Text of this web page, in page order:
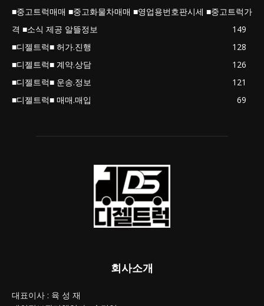
■중고트럭매매 ■중고화물차매매 ■영업용번호판시세 ■중고트럭가
격 ■소식 제공 알뜰정보
149
■디젤트럭■ 허가.진행
128
■디젤트럭■ 계약.상담
126
■디젤트럭■ 운송.정보
121
■디젤트럭■ 매매.매입
69
회사소개
대표이사 : 육 성 재